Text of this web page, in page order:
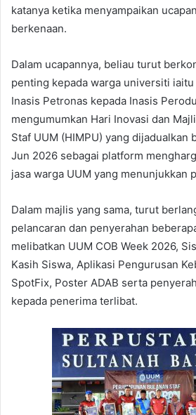
katanya ketika menyampaikan
berkenaan.
Dalam ucapannya, beliau turut
penting kepada warga universiti
Inasis Petronas kepada Inasis
mengumumkan Hari Inovasi dan
Staf UUM (HIMPU) yang dijadualkan
Jun 2026 sebagai platform
jasa warga UUM yang menunjukkan
Dalam majlis yang sama, turut
pelancaran dan penyerahan
melibatkan UUM COB Week 2026,
Kasih Siswa, Aplikasi Pengurusan
SpotFix, Poster ADAB serta
kepada penerima terlibat.